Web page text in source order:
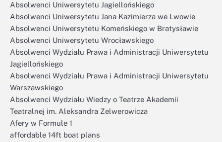
Absolwenci Uniwersytetu Jagiellońskiego
Absolwenci Uniwersytetu Jana Kazimierza we Lwowie
Absolwenci Uniwersytetu Komeńskiego w Bratysławie
Absolwenci Uniwersytetu Wrocławskiego
Absolwenci Wydziału Prawa i Administracji Uniwersytetu
Jagiellońskiego
Absolwenci Wydziału Prawa i Administracji Uniwersytetu
Warszawskiego
Absolwenci Wydziału Wiedzy o Teatrze Akademii
Teatralnej im. Aleksandra Zelwerowicza
Afery w Formule 1
affordable 14ft boat plans